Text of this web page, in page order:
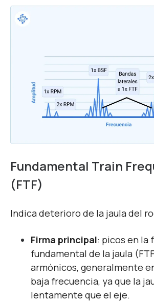
Fundamental Train
(FTF)
Indica deterioro de la jaula del
Firma principal: picos en la
fundamental de la jaula
armónicos, generalmente
baja frecuencia, ya que la
lentamente que el eje.